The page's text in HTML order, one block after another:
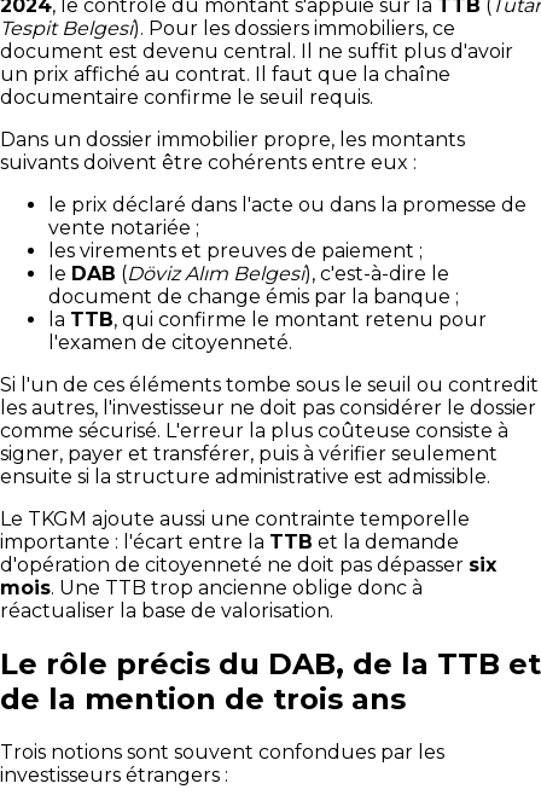
2024, le contrôle du montant s'appuie sur la TTB (Tutar
Tespit Belgesi). Pour les dossiers immobiliers, ce
document est devenu central. Il ne suffit plus d'avoir
un prix affiché au contrat. Il faut que la chaîne
documentaire confirme le seuil requis.
Dans un dossier immobilier propre, les montants
suivants doivent être cohérents entre eux :
le prix déclaré dans l'acte ou dans la promesse de
vente notariée ;
les virements et preuves de paiement ;
le DAB (Döviz Alım Belgesi), c'est-à-dire le
document de change émis par la banque ;
la TTB, qui confirme le montant retenu pour
l'examen de citoyenneté.
Si l'un de ces éléments tombe sous le seuil ou contredit
les autres, l'investisseur ne doit pas considérer le dossier
comme sécurisé. L'erreur la plus coûteuse consiste à
signer, payer et transférer, puis à vérifier seulement
ensuite si la structure administrative est admissible.
Le TKGM ajoute aussi une contrainte temporelle
importante : l'écart entre la TTB et la demande
d'opération de citoyenneté ne doit pas dépasser six
mois. Une TTB trop ancienne oblige donc à
réactualiser la base de valorisation.
Le rôle précis du DAB, de la TTB et
de la mention de trois ans
Trois notions sont souvent confondues par les
investisseurs étrangers :